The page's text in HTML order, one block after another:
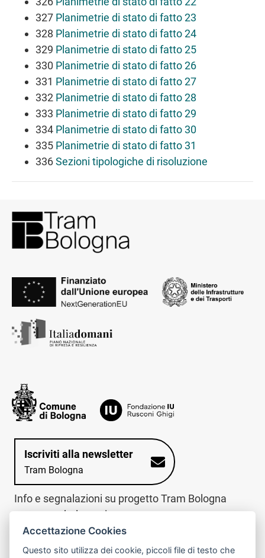
327 Planimetrie di stato di fatto 23
328 Planimetrie di stato di fatto 24
329 Planimetrie di stato di fatto 25
330 Planimetrie di stato di fatto 26
331 Planimetrie di stato di fatto 27
332 Planimetrie di stato di fatto 28
333 Planimetrie di stato di fatto 29
334 Planimetrie di stato di fatto 30
335 Planimetrie di stato di fatto 31
336Sezioni tipologiche di risoluzione
Iscriviti alla newsletter
Tram Bologna
Info e segnalazioni su progetto Tram Bologna
www.trambologna.it
trova infopoint sulla mappa interattiva
Trova l'infopoint
telefona al call center
Chiama il call
Accettazione Cookies
Questo sito utilizza dei cookie, piccoli file di testo che